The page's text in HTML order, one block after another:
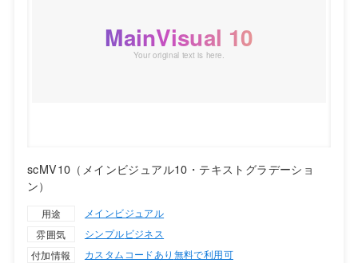
scMV10（メインビジュアル10・テキストグラデーショ
ン）
用途
メインビジュアル
雰囲気
シンプルビジネス
付加情報
カスタムコードあり 無料で利用可